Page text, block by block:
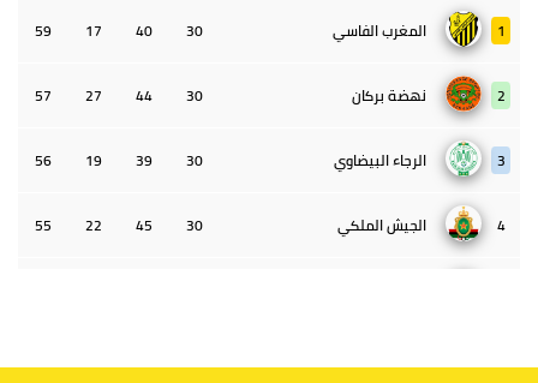
1 المغرب الفاسي 30
40
17
59
2 نهضة بركان 30
44
27
57
3 الرجاء البيضاوي 30
39
19
56
4 الجيش الملكي 30
45
22
55